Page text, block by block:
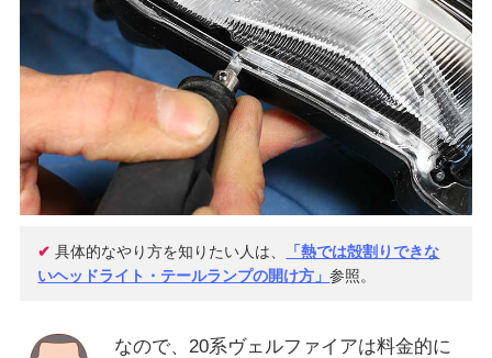
✔具体的なやり方を知りたい人は、
「熱では殻割りできな
いヘッドライト・テールランプの開け方」参照。
なので、20系ヴェルファイアは料金的に